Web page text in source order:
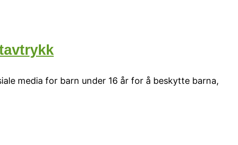
media for barn under 16 år for å beskytte barna,